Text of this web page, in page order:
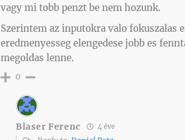
vagy mi tobb penzt be nem hozunk.
Szerintem az inputokra valo fokuszalas
eredmenyesseg elengedese jobb es
megoldas lenne.
0
Blaser Ferenc 4 éve